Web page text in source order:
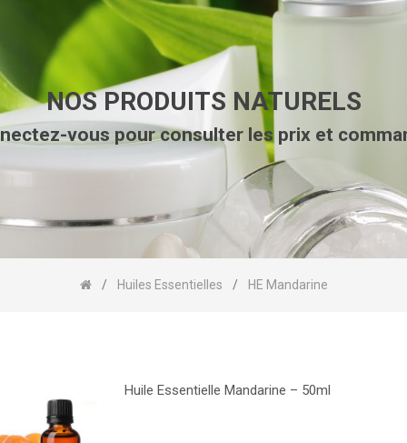
NOS PRODUITS NATURELS
vous pour consulter les prix et
Huiles Essentielles HE Mandarine
Huile Essentielle Mandarine – 50ml